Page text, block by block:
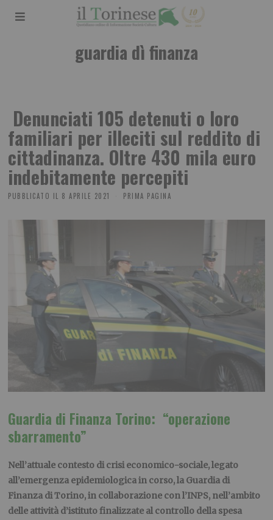
guardia dì finanza
Denunciati 105 detenuti o loro
familiari per illeciti sul reddito di
cittadinanza. Oltre 430 mila euro
indebitamente percepiti
PUBBLICATO IL 8 APRILE 2021 PRIMA PAGINA
Guardia di Finanza Torino: “operazione
sbarramento”
Nell’attuale contesto di crisi economico-sociale, legato
all’emergenza epidemiologica in corso, la Guardia di
Finanza di Torino, in collaborazione con l’INPS, nell’ambito
delle attività d’istituto finalizzate al controllo della spesa